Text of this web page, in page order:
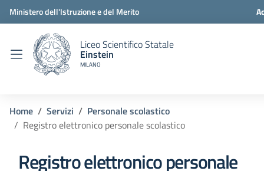
Ministero dell'Istruzione e del Merito
Liceo Scientifico Statale
Einstein
MILANO
Home Servizi
Personale scolastico
Registro elettronico personale scolastico
Registro elettronico personale